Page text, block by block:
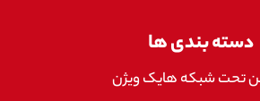
دسته بندی ها
تحت شبکه هایک ویژن